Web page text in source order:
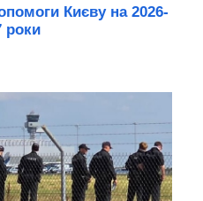
Києву на 2026-
роки